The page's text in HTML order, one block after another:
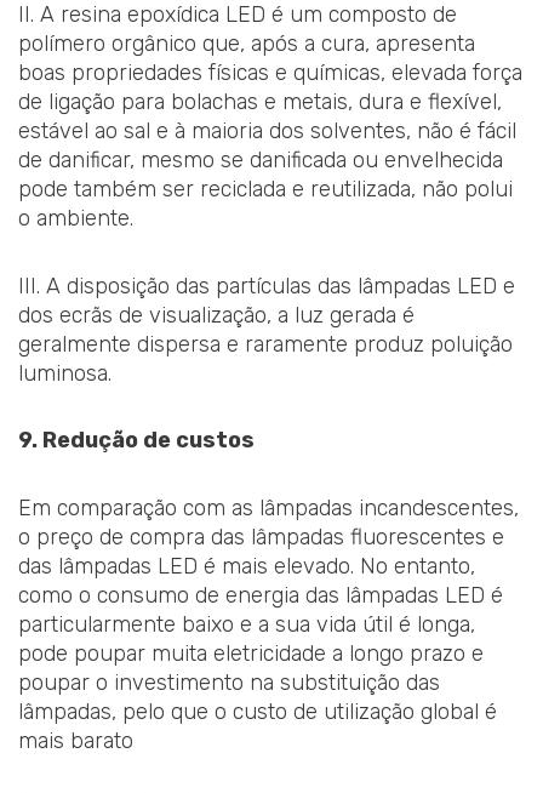
II. A resina epoxídica LED é um composto de
polímero orgânico que, após a cura, apresenta
boas propriedades físicas e químicas, elevada força
de ligação para bolachas e metais, dura e flexível,
estável ao sal e à maioria dos solventes, não é fácil
de danificar, mesmo se danificada ou envelhecida
pode também ser reciclada e reutilizada, não polui
o ambiente.
III. A disposição das partículas das lâmpadas LED e
dos ecrãs de visualização, a luz gerada é
geralmente dispersa e raramente produz poluição
luminosa.
9. Redução de custos
Em comparação com as lâmpadas incandescentes,
o preço de compra das lâmpadas fluorescentes e
das lâmpadas LED é mais elevado. No entanto,
como o consumo de energia das lâmpadas LED é
particularmente baixo e a sua vida útil é longa,
pode poupar muita eletricidade a longo prazo e
poupar o investimento na substituição das
lâmpadas, pelo que o custo de utilização global é
mais barato